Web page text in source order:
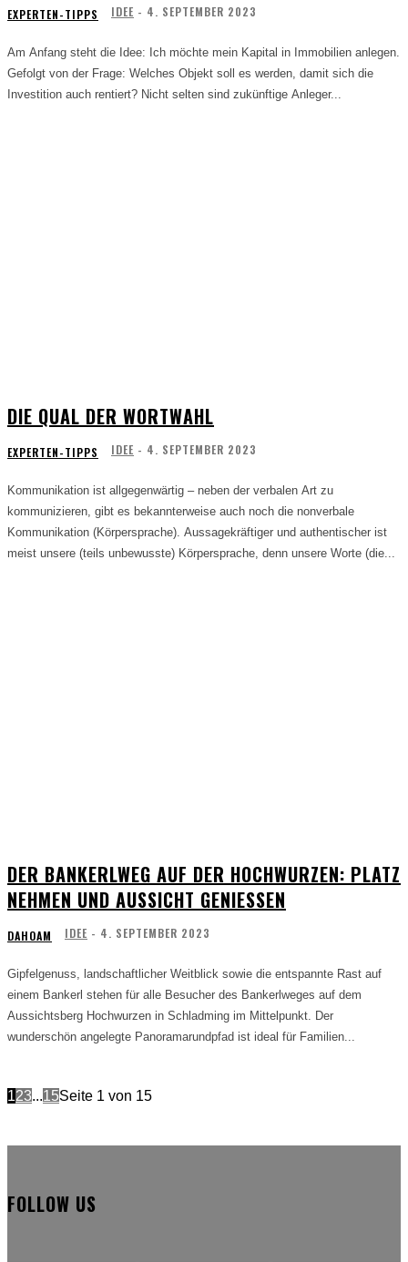
EXPERTEN-TIPPS IDEE - 4. SEPTEMBER 2023
Am Anfang steht die Idee: Ich möchte mein Kapital in Immobilien anlegen.
Gefolgt von der Frage: Welches Objekt soll es werden, damit sich die
Investition auch rentiert? Nicht selten sind zukünftige Anleger...
DIE QUAL DER WORTWAHL
EXPERTEN-TIPPS IDEE - 4. SEPTEMBER 2023
Kommunikation ist allgegenwärtig – neben der verbalen Art zu
kommunizieren, gibt es bekannterweise auch noch die nonverbale
Kommunikation (Körpersprache). Aussagekräftiger und authentischer ist
meist unsere (teils unbewusste) Körpersprache, denn unsere Worte (die...
DER BANKERLWEG AUF DER HOCHWURZEN: PLATZ
NEHMEN UND AUSSICHT GENIESSEN
DAHOAM IDEE - 4. SEPTEMBER 2023
Gipfelgenuss, landschaftlicher Weitblick sowie die entspannte Rast auf
einem Bankerl stehen für alle Besucher des Bankerlweges auf dem
Aussichtsberg Hochwurzen in Schladming im Mittelpunkt. Der
wunderschön angelegte Panoramarundpfad ist ideal für Familien...
123...15Seite 1 von 15
FOLLOW US